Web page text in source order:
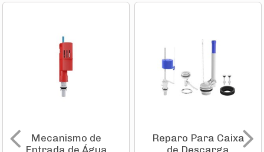
Mecanismo de
Reparo Para Caixa